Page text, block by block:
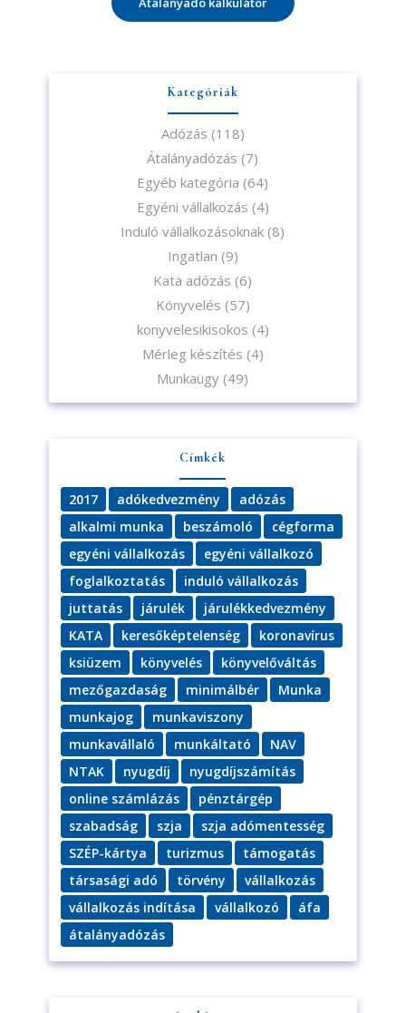
Kategóriák
Adózás (118)
Átalányadózás (7)
Egyéb kategória (64)
Egyéni vállalkozás (4)
Induló vállalkozásoknak (8)
Ingatlan (9)
Kata adózás (6)
Könyvelés (57)
konyvelesikisokos (4)
Mérleg készítés (4)
Munkaügy (49)
Címkék
2017 adókedvezmény
adózás
alkalmi munka
beszámoló
cégforma
egyéni vállalkozás
egyéni vállalkozó
foglalkoztatás
induló vállalkozás
juttatás
járulék
járulékkedvezmény
KATA
keresőképtelenség
koronavírus
ksiüzem
könyvelés
könyvelőváltás
mezőgazdaság
minimálbér
Munka
munkajog
munkaviszony
munkavállaló
munkáltató
NAV
NTAK
nyugdíj
nyugdíjszámítás
online számlázás
pénztárgép
szabadság
szja
szja adómentesség
SZÉP-kártya
turizmus
támogatás
társasági adó
törvény
vállalkozás
vállalkozás indítása
vállalkozó
áfa
átalányadózás